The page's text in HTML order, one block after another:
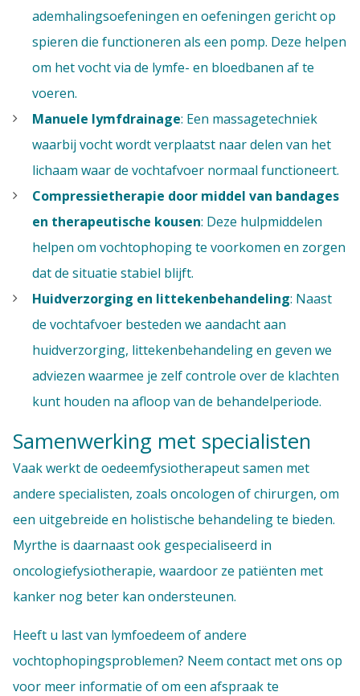
ademhalingsoefeningen en oefeningen gericht op
spieren die functioneren als een pomp. Deze helpen
om het vocht via de lymfe- en bloedbanen af te
voeren.
Manuele lymfdrainage: Een massagetechniek
waarbij vocht wordt verplaatst naar delen van het
lichaam waar de vochtafvoer normaal functioneert.
Compressietherapie door middel van bandages
en therapeutische kousen: Deze hulpmiddelen
helpen om vochtophoping te voorkomen en zorgen
dat de situatie stabiel blijft.
Huidverzorging en littekenbehandeling: Naast
de vochtafvoer besteden we aandacht aan
huidverzorging, littekenbehandeling en geven we
adviezen waarmee je zelf controle over de klachten
kunt houden na afloop van de behandelperiode.
Samenwerking met specialisten
Vaak werkt de oedeemfysiotherapeut samen met
andere specialisten, zoals oncologen of chirurgen, om
een uitgebreide en holistische behandeling te bieden.
Myrthe is daarnaast ook gespecialiseerd in
oncologiefysiotherapie, waardoor ze patiënten met
kanker nog beter kan ondersteunen.
Heeft u last van lymfoedeem of andere
vochtophopingsproblemen? Neem contact met ons op
voor meer informatie of om een afspraak te